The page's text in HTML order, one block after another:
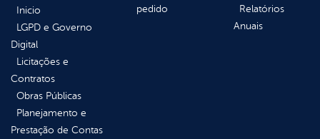
Inicio
LGPD e Governo
Digital
Licitações e
Contratos
Obras Públicas
Planejamento e
Prestação de Contas
pedido
Relatórios
Anuais